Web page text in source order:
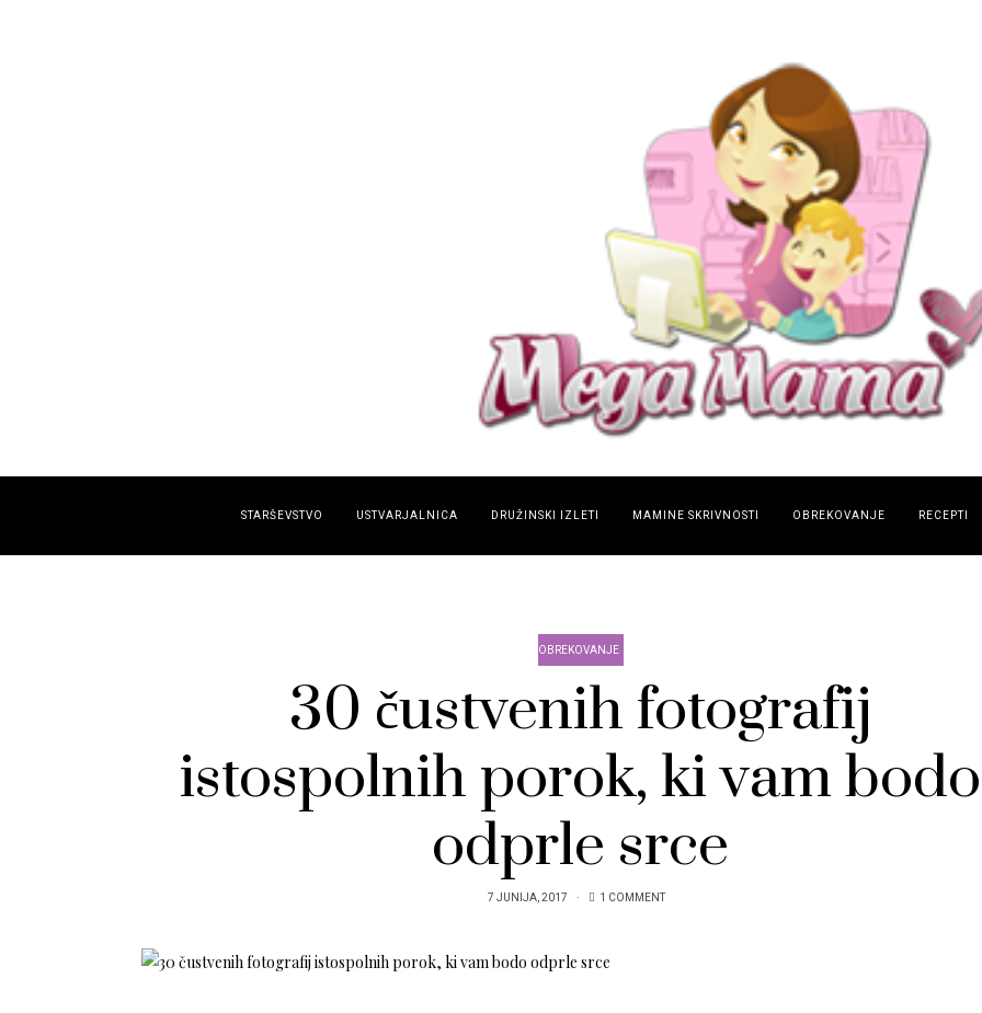
STARŠEVSTVO USTVARJALNICA DRUŽINSKI IZLETI MAMINE SKRIVNOSTI OBREKOVANJE RECEPTI
OBREKOVANJE
30 čustvenih fotografij
istospolnih porok, ki vam bodo
odprle srce
7 JUNIJA, 2017 1 COMMENT